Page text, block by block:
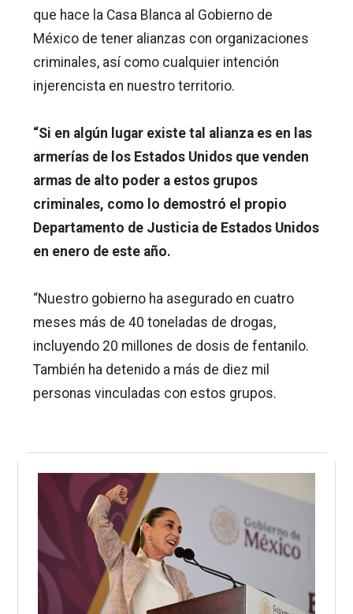
que hace la Casa Blanca al Gobierno de
México de tener alianzas con organizaciones
criminales, así como cualquier intención
injerencista en nuestro territorio.
“Si en algún lugar existe tal alianza es en las
armerías de los Estados Unidos que venden
armas de alto poder a estos grupos
criminales, como lo demostró el propio
Departamento de Justicia de Estados Unidos
en enero de este año.
“Nuestro gobierno ha asegurado en cuatro
meses más de 40 toneladas de drogas,
incluyendo 20 millones de dosis de fentanilo.
También ha detenido a más de diez mil
personas vinculadas con estos grupos.